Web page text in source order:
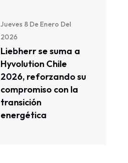
Jueves 8 De Enero Del
2026
Liebherr se suma a
Hyvolution Chile
2026, reforzando su
compromiso con la
transición
energética